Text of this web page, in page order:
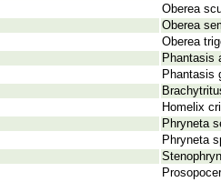
Oberea
Oberea
Oberea
Phantasis
Phantasis
Homelix
Phryneta
Phryneta